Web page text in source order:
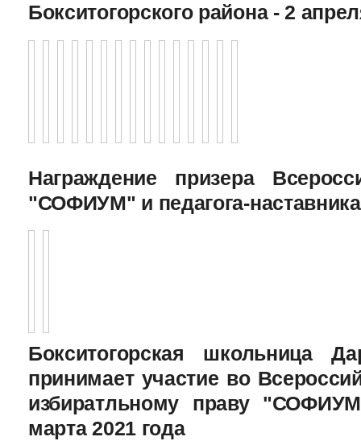
Бокситогорского района - 2
Награждение призера
"СОФИУМ" и педагога-наставника
Бокситогорская школьница
принимает участие во
избиратльному праву
марта 2021 года